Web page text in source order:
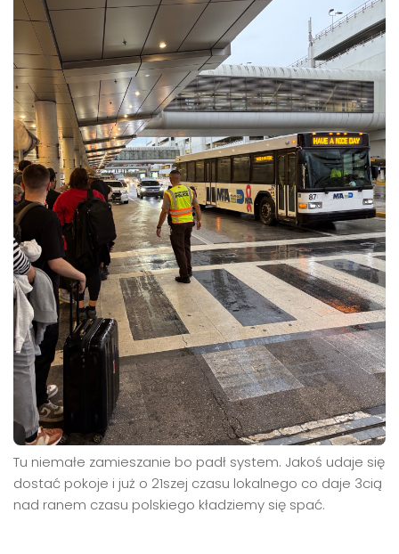
Tu niemałe zamieszanie bo padł system. Jakoś udaje się
dostać pokoje i już o 21szej czasu lokalnego co daje 3cią
nad ranem czasu polskiego kładziemy się spać.